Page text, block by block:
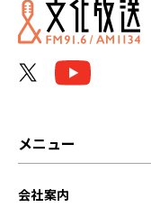
メニュー
会社案内